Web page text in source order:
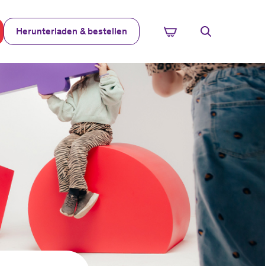
Herunterladen & bestellen